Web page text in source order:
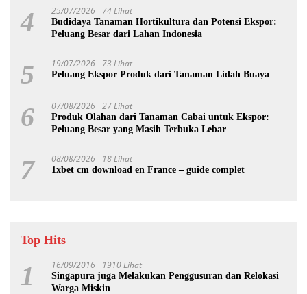
4 25/07/2026 74 Lihat
Budidaya Tanaman Hortikultura dan Potensi Ekspor:
Peluang Besar dari Lahan Indonesia
5 19/07/2026 73 Lihat
Peluang Ekspor Produk dari Tanaman Lidah Buaya
6 07/08/2026 27 Lihat
Produk Olahan dari Tanaman Cabai untuk Ekspor:
Peluang Besar yang Masih Terbuka Lebar
7 08/08/2026 18 Lihat
1xbet cm download en France – guide complet
Top Hits
1 16/09/2016 1910 Lihat
Singapura juga Melakukan Penggusuran dan Relokasi
Warga Miskin